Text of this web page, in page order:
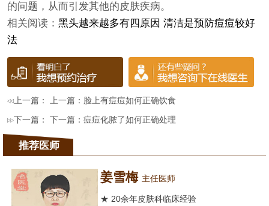
的问题，从而引发其他的皮肤疾病。
相关阅读： 黑头越来越多有四原因 清洁是预防痘痘较好
法
上一篇： 上一篇： 脸上有痘痘如何正确饮食
下一篇： 下一篇：痘痘化脓了如何正确处理
推荐医师
姜雪梅 主任医师
★ 20余年皮肤科临床经验